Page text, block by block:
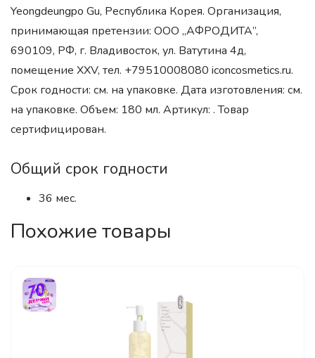
Yeongdeungpo Gu, Республика Корея. Организация,
принимающая претензии: ООО „АФРОДИТА”,
690109, РФ, г. Владивосток, ул. Ватутина 4д,
помещение XXV, тел. +79510008080 iconcosmetics.ru.
Срок годности: см. на упаковке. Дата изготовления: см.
на упаковке. Объем: 180 мл. Артикул: . Товар
сертифицирован.
Общий срок годности
36 мес.
Похожие товары